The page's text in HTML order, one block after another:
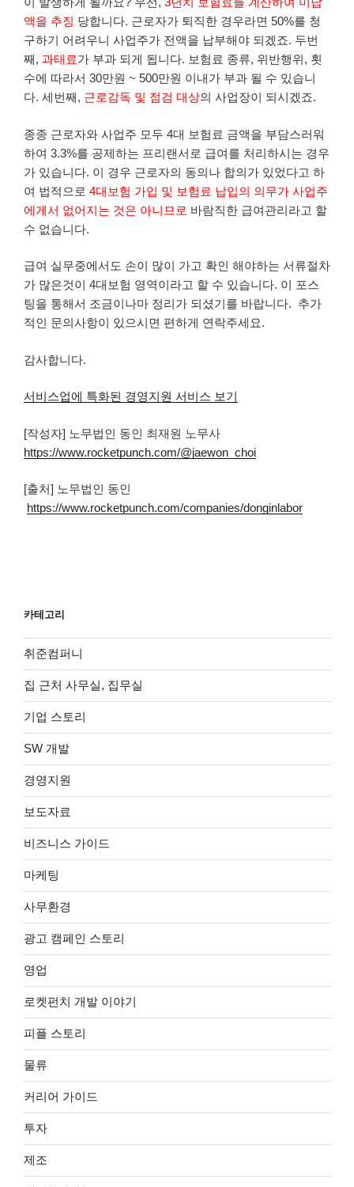
액을 추징 당합니다. 근로자가 퇴직한 경우라면 50%를 청
구하기 어려우니 사업주가 전액을 납부해야 되겠죠. 두번
째, 과태료가 부과 되게 됩니다. 보험료 종류, 위반행위, 횟
수에 따라서 30만원 ~ 500만원 이내가 부과 될 수 있습니
다. 세번째, 근로감독 및 점검 대상의 사업장이 되시겠죠.
종종 근로자와 사업주 모두 4대 보험료 금액을 부담스러워
하여 3.3%를 공제하는 프리랜서로 급여를 처리하시는 경우
가 있습니다. 이 경우 근로자의 동의나 합의가 있었다고 하
여 법적으로 4대보험 가입 및 보험료 납입의 의무가 사업주
에게서 없어지는 것은 아니므로 바람직한 급여관리라고 할
수 없습니다.
급여 실무중에서도 손이 많이 가고 확인 해야하는 서류절차
가 많은것이 4대보험 영역이라고 할 수 있습니다. 이 포스
팅을 통해서 조금이나마 정리가 되셨기를 바랍니다. 추가
적인 문의사항이 있으시면 편하게 연락주세요.
감사합니다.
서비스업에 특화된 경영지원 서비스 보기
[작성자] 노무법인 동인 최재원 노무사
https://www.rocketpunch.com/@jaewon_choi
[출처] 노무법인 동인
https://www.rocketpunch.com/companies/donginlabor
카테고리
취준컴퍼니
집 근처 사무실, 집무실
기업 스토리
SW 개발
경영지원
보도자료
비즈니스 가이드
마케팅
사무환경
광고 캠페인 스토리
영업
로켓펀치 개발 이야기
피플 스토리
물류
커리어 가이드
투자
제조